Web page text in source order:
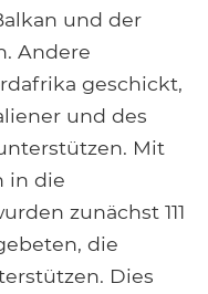
und der
Andere
geschickt,
und des
Mit
in die
zunächst 111
die
Dies